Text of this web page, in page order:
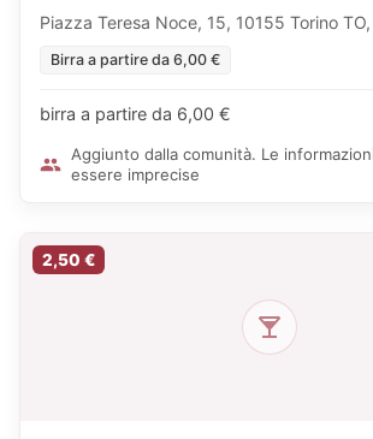
Piazza Teresa Noce, 15, 10155 Torino
Birra a partire da 6,00 €
birra a partire da 6,00 €
Aggiunto dalla comunità. Le
essere imprecise
2,50 €